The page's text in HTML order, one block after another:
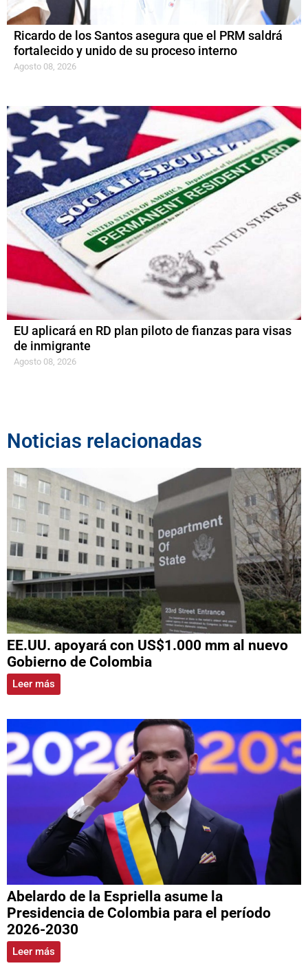
Ricardo de los Santos asegura que el PRM saldrá
fortalecido y unido de su proceso interno
Agosto 08, 2026
EU aplicará en RD plan piloto de fianzas para visas
de inmigrante
Agosto 08, 2026
Noticias relacionadas
EE.UU. apoyará con US$1.000 mm al nuevo
Gobierno de Colombia
Leer más
Abelardo de la Espriella asume la
Presidencia de Colombia para el período
2026-2030
Leer más